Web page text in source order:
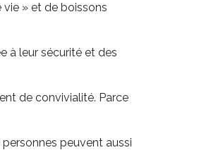
vie » et de boissons
à leur sécurité et des
de convivialité. Parce
peuvent aussi